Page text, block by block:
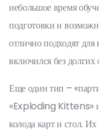
небольшое время
подготовки и
отлично подходят
включился без долгих
Еще один тип –
«Exploding Kittens»
колода карт и стол.